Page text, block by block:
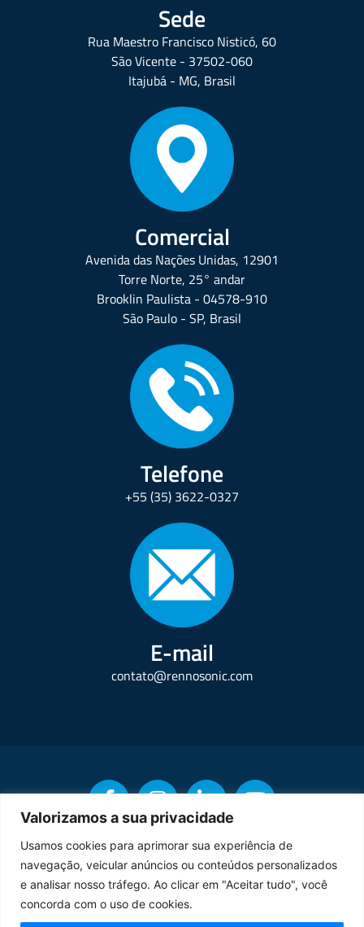
Valorizamos a sua privacidade
Usamos cookies para aprimorar sua experiência de
navegação, veicular anúncios ou conteúdos personalizados
e analisar nosso tráfego. Ao clicar em "Aceitar tudo", você
concorda com o uso de cookies.
Sede
Rua Maestro Francisco Nisticó, 60
São Vicente - 37502-060
Itajubá - MG, Brasil
Comercial
Avenida das Nações Unidas, 12901
Torre Norte, 25° andar
Brooklin Paulista - 04578-910
São Paulo - SP, Brasil
Telefone
+55 (35) 3622-0327
E-mail
contato@rennosonic.com
Copyright © Rennosonic. Todos os direitos reservados.